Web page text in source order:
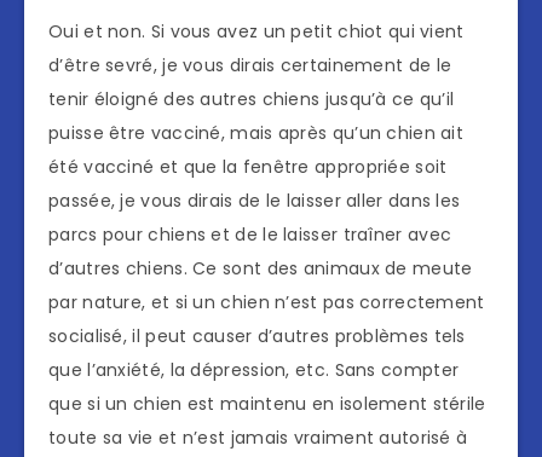
Oui et non. Si vous avez un petit chiot qui vient
d’être sevré, je vous dirais certainement de le
tenir éloigné des autres chiens jusqu’à ce qu’il
puisse être vacciné, mais après qu’un chien ait
été vacciné et que la fenêtre appropriée soit
passée, je vous dirais de le laisser aller dans les
parcs pour chiens et de le laisser traîner avec
d’autres chiens. Ce sont des animaux de meute
par nature, et si un chien n’est pas correctement
socialisé, il peut causer d’autres problèmes tels
que l’anxiété, la dépression, etc. Sans compter
que si un chien est maintenu en isolement stérile
toute sa vie et n’est jamais vraiment autorisé à